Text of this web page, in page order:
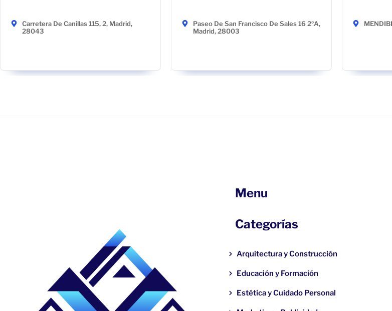
Carretera De Canillas 115, 2, Madrid,
28043
Paseo De San Francisco De Sales 16 2ºA,
Madrid, 28003
Menu
Categorías
Arquitectura y Construcción
Educación y Formación
Estética y Cuidado Personal